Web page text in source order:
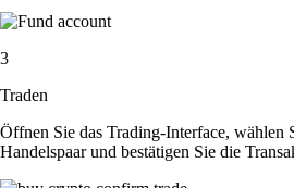
3
Traden
Öffnen Sie das Trading-Interface, wählen
Handelspaar und bestätigen Sie die